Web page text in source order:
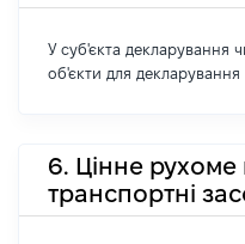
У суб'єкта декларування
об'єкти для декларування
6. Цінне
транспортні